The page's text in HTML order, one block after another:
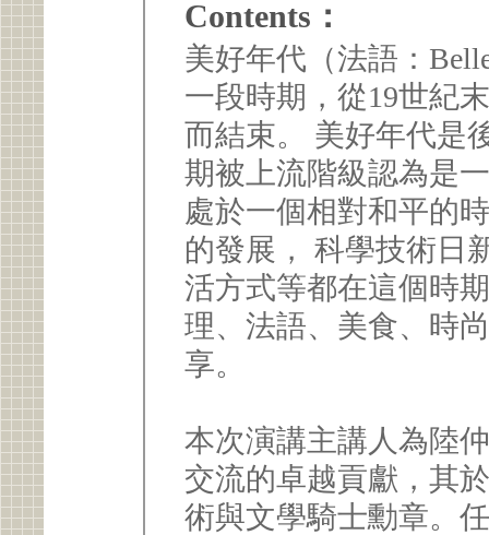
Contents：
美好年代（法語：
一段時期，從19世紀
而結束。 美好年代是
期被上流階級認為是
處於一個相對和平的
的發展， 科學技術日
活方式等都在這個時
理、法語、美食、時
享。
本次演講主講人為陸
交流的卓越貢獻，其
術與文學騎士勳章。